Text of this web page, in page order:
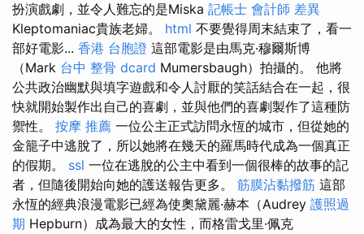
扮演戲劇，並令人難忘的是Miska 記帳士 會計師 差異
Kleptomaniac貴族老婦。 html 不要覺得周末結束了，看一
部好電影... 香港 台胞證 這部電影是由馬克·穆爾斯博
（Mark 台中 整骨 dcard Mumersbaugh）拍攝的。 他將
公共政治幽默與填字遊戲和令人討厭的笑話結合在一起，很
快就開始製作出自己的喜劇，並與他們的喜劇製作了這種防
禦性。 按摩 推薦 一位公主正式訪問永恆的城市，但從她的
金籠子中逃脫了，所以她將在幾天的羅馬時代成為一個真正
的假期。 ssl 一位在逃脫的公主中看到一個很棒的故事的記
者，但隨後開始向她的護送報告更多。 筋膜沾黏撥筋 這部
永恆的經典浪漫電影已經為使奧黛麗·赫本（Audrey 護照過
期 Hepburn）成為最大的女性，而格雷戈里·佩克